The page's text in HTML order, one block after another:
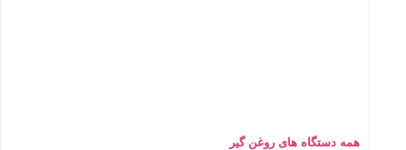
همه دستگاه های روغن گیر